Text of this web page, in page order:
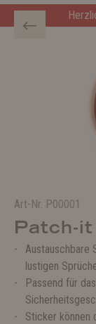
Art-Nr. P00001
Patch-
Austauschbare
lustigen
Passend für
Sticker können